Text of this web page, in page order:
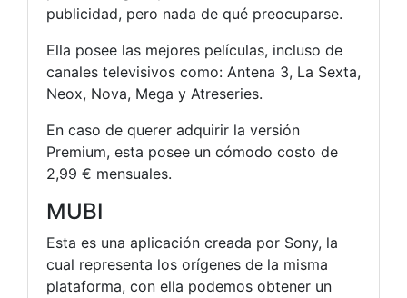
publicidad, pero nada de qué preocuparse.
Ella posee las mejores películas, incluso de
canales televisivos como: Antena 3, La Sexta,
Neox, Nova, Mega y Atreseries.
En caso de querer adquirir la versión
Premium, esta posee un cómodo costo de
2,99 € mensuales.
MUBI
Esta es una aplicación creada por Sony, la
cual representa los orígenes de la misma
plataforma, con ella podemos obtener un